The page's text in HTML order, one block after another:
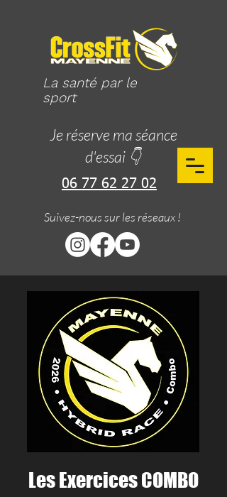
La santé par le
sport
Suivez-nous sur les réseaux !
06 77 62 27 02
Je réserve ma séance
d'essai 👇
Les Exercices COMBO